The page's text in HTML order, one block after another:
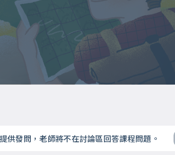
供發問，老師將不在討論區回答課程問題。